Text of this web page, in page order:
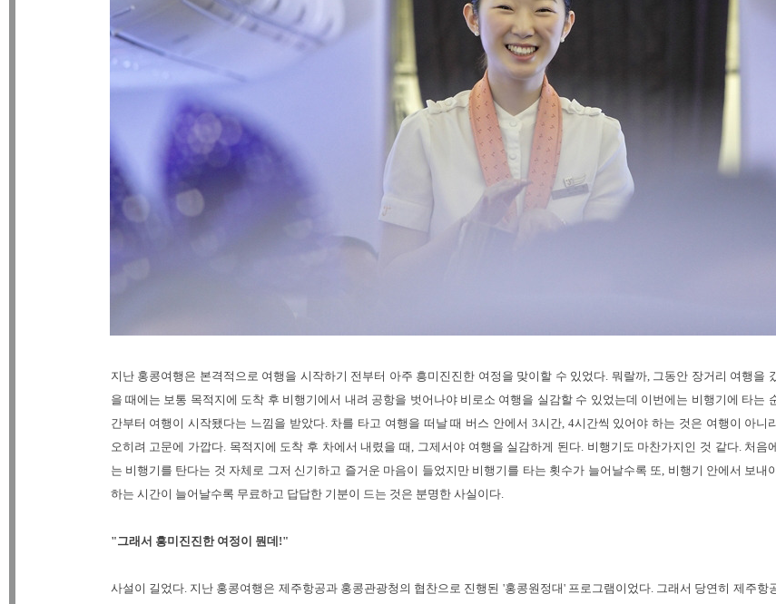
지난 홍콩여행은 본격적으로 여행을 시작하기 전부터 아주 흥미진진한 여정을 맞이할 수 있었다. 뭐랄까, 그동안 장거리 여행을
을 때에는 보통 목적지에 도착 후 비행기에서 내려 공항을 벗어나야 비로소 여행을 실감할 수 있었는데 이번에는 비행기에 타는
간부터 여행이 시작됐다는 느낌을 받았다. 차를 타고 여행을 떠날 때 버스 안에서 3시간, 4시간씩 있어야 하는 것은 여행이 아니
오히려 고문에 가깝다. 목적지에 도착 후 차에서 내렸을 때, 그제서야 여행을 실감하게 된다. 비행기도 마찬가지인 것 같다. 처음
는 비행기를 탄다는 것 자체로 그저 신기하고 즐거운 마음이 들었지만 비행기를 타는 횟수가 늘어날수록 또, 비행기 안에서 보내
하는 시간이 늘어날수록 무료하고 답답한 기분이 드는 것은 분명한 사실이다.
"그래서 흥미진진한 여정이 뭔데!"
사설이 길었다. 지난 홍콩여행은 제주항공과 홍콩관광청의 협찬으로 진행된 '홍콩원정대' 프로그램이었다. 그래서 당연히 제주항